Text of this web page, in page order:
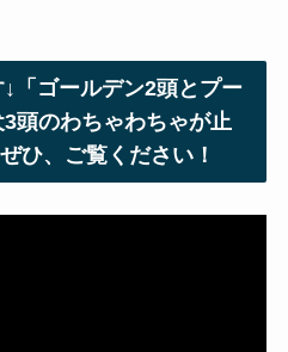
「ゴールデン2頭とプー
頭のわちゃわちゃが止
ひ、ご覧ください！